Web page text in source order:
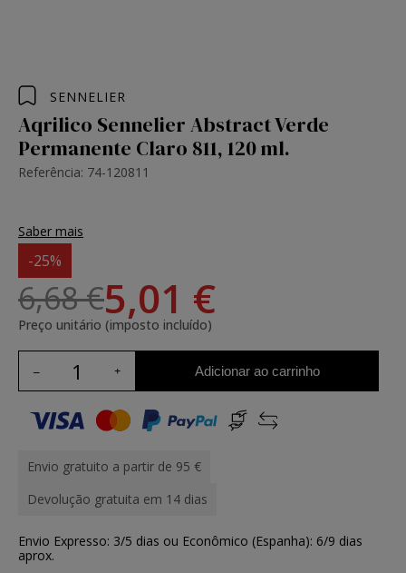
SENNELIER
Aqrilico Sennelier Abstract Verde
Permanente Claro 811, 120 ml.
Referência: 74-120811
Saber mais
-25%
6,68 €5,01 €
Preço unitário (imposto incluído)
Adicionar ao carrinho
Envio gratuito a partir de 95 €
Devolução gratuita em 14 dias
Envio Expresso: 3/5 dias ou Econômico (Espanha): 6/9 dias
aprox.